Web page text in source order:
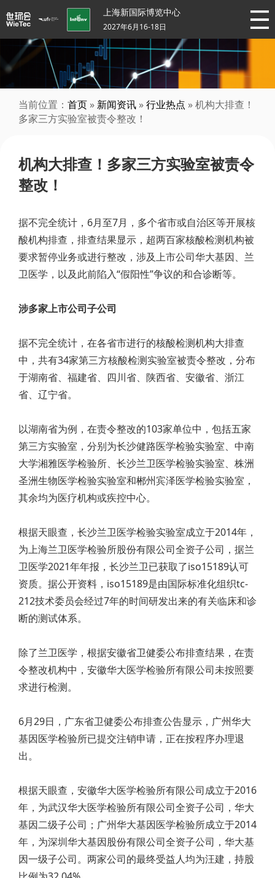
上海新国际博览中心
2027年6月16-18日
当前位置： 首页 » 新闻资讯 »行业热点 » 机构大排查！
多家三方实验室被责令整改！
机构大排查！多家三方实验室被责令
整改！
据不完全统计，6月至7月，多个省市或自治区等开展核
酸机构排查，排查结果显示，超两百家核酸检测机构被
要求暂停业务或进行整改，涉及上市公司华大基因、兰
卫医学，以及此前陷入“假阳性”争议的和合诊断等。
涉多家上市公司子公司
据不完全统计，在各省市进行的核酸检测机构大排查
中，共有34家第三方核酸检测实验室被责令整改，分布
于湖南省、福建省、四川省、陕西省、安徽省、浙江
省、辽宁省。
以湖南省为例，在责令整改的103家单位中，包括五家
第三方实验室，分别为长沙健路医学检验实验室、中南
大学湘雅医学检验所、长沙兰卫医学检验实验室、株洲
圣洲生物医学检验实验室和郴州宾泽医学检验实验室，
其余均为医疗机构或疾控中心。
根据天眼查，长沙兰卫医学检验实验室成立于2014年，
为上海兰卫医学检验所股份有限公司全资子公司，据兰
卫医学2021年年报，长沙兰卫已获取了iso15189认可
资质。据公开资料，iso15189是由国际标准化组织tc-
212技术委员会经过7年的时间研发出来的有关临床和诊
断的测试体系。
除了兰卫医学，根据安徽省卫健委公布排查结果，在责
令整改机构中，安徽华大医学检验所有限公司未按照要
求进行检测。
6月29日，广东省卫健委公布排查公告显示，广州华大
基因医学检验所已提交注销申请，正在按程序办理退
出。
根据天眼查，安徽华大医学检验所有限公司成立于2016
年，为武汉华大医学检验所有限公司全资子公司，华大
基因二级子公司；广州华大基因医学检验所成立于2014
年，为深圳华大基因股份有限公司全资子公司，华大基
因一级子公司。两家公司的最终受益人均为汪建，持股